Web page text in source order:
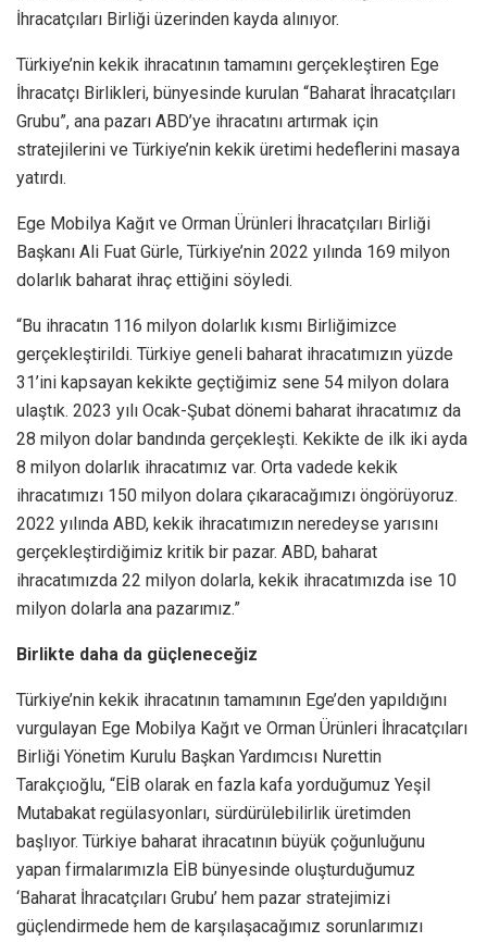
İhracatçıları Birliği üzerinden kayda alınıyor.
Türkiye’nin kekik ihracatının tamamını gerçekleştiren Ege
İhracatçı Birlikleri, bünyesinde kurulan “Baharat İhracatçıları
Grubu”, ana pazarı ABD’ye ihracatını artırmak için
stratejilerini ve Türkiye’nin kekik üretimi hedeflerini masaya
yatırdı.
Ege Mobilya Kağıt ve Orman Ürünleri İhracatçıları Birliği
Başkanı Ali Fuat Gürle, Türkiye’nin 2022 yılında 169 milyon
dolarlık baharat ihraç ettiğini söyledi.
“Bu ihracatın 116 milyon dolarlık kısmı Birliğimizce
gerçekleştirildi. Türkiye geneli baharat ihracatımızın yüzde
31’ini kapsayan kekikte geçtiğimiz sene 54 milyon dolara
ulaştık. 2023 yılı Ocak-Şubat dönemi baharat ihracatımız da
28 milyon dolar bandında gerçekleşti. Kekikte de ilk iki ayda
8 milyon dolarlık ihracatımız var. Orta vadede kekik
ihracatımızı 150 milyon dolara çıkaracağımızı öngörüyoruz.
2022 yılında ABD, kekik ihracatımızın neredeyse yarısını
gerçekleştirdiğimiz kritik bir pazar. ABD, baharat
ihracatımızda 22 milyon dolarla, kekik ihracatımızda ise 10
milyon dolarla ana pazarımız.”
Birlikte daha da güçleneceğiz
Türkiye’nin kekik ihracatının tamamının Ege’den yapıldığını
vurgulayan Ege Mobilya Kağıt ve Orman Ürünleri İhracatçıları
Birliği Yönetim Kurulu Başkan Yardımcısı Nurettin
Tarakçıoğlu, “EİB olarak en fazla kafa yorduğumuz Yeşil
Mutabakat regülasyonları, sürdürülebilirlik üretimden
başlıyor. Türkiye baharat ihracatının büyük çoğunluğunu
yapan firmalarımızla EİB bünyesinde oluşturduğumuz
‘Baharat İhracatçıları Grubu’ hem pazar stratejimizi
güçlendirmede hem de karşılaşacağımız sorunlarımızı